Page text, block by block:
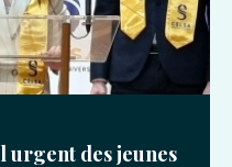
urgent des jeunes